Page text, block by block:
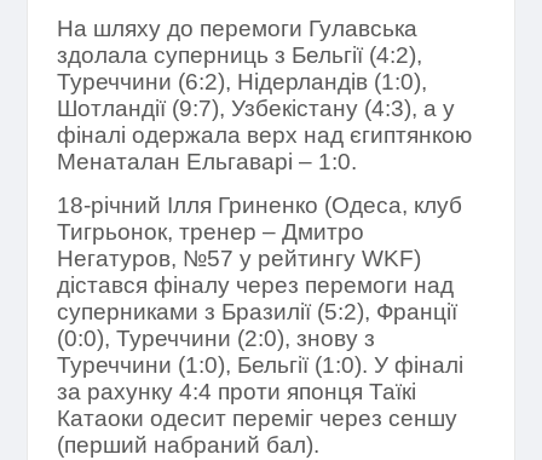
На шляху до перемоги Гулавська
здолала суперниць з Бельгії (4:2),
Туреччини (6:2), Нідерландів (1:0),
Шотландії (9:7), Узбекістану (4:3), а у
фіналі одержала верх над єгиптянкою
Менаталан Ельгаварі – 1:0.
18-річний Ілля Гриненко (Одеса, клуб
Тигрьонок, тренер – Дмитро
Негатуров, №57 у рейтингуWKF)
дістався фіналу через перемоги над
суперниками з Бразилії (5:2), Франції
(0:0), Туреччини (2:0), знову з
Туреччини (1:0), Бельгії (1:0). У фіналі
за рахунку 4:4 проти японця Таїкі
Катаоки одесит переміг через сеншу
(перший набраний бал).